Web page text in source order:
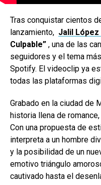
Tras conquistar cientos
lanzamiento, Jalil López
Culpable” , una de las
seguidores y el tema
Spotify. El videoclip ya
todas las plataformas
Grabado en la ciudad de
historia llena de
Con una propuesta de
interpreta a un hombre
y la posibilidad de un
emotivo triángulo
cautivado hasta el